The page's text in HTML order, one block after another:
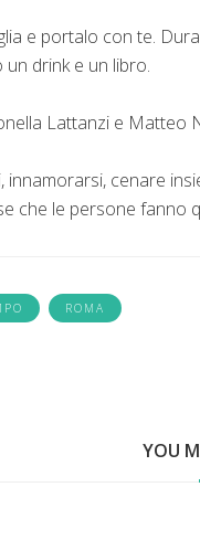
e portalo con te.
drink e un libro.
Lattanzi e Matteo
cenare
che le persone
ROMA
YOU